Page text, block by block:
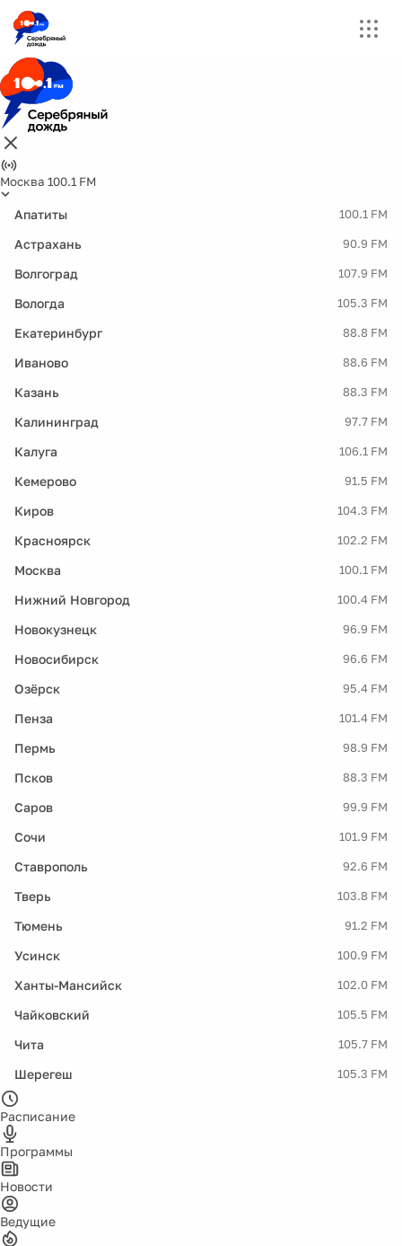
Москва 100.1 FM
Апатиты 100.1 FM
Астрахань 90.9 FM
Волгоград 107.9 FM
Вологда 105.3 FM
Екатеринбург 88.8 FM
Иваново 88.6 FM
Казань 88.3 FM
Калининград 97.7 FM
Калуга 106.1 FM
Кемерово 91.5 FM
Киров 104.3 FM
Красноярск 102.2 FM
Москва 100.1 FM
Нижний Новгород 100.4 FM
Новокузнецк 96.9 FM
Новосибирск 96.6 FM
Озёрск 95.4 FM
Пенза 101.4 FM
Пермь 98.9 FM
Псков 88.3 FM
Саров 99.9 FM
Сочи 101.9 FM
Ставрополь 92.6 FM
Тверь 103.8 FM
Тюмень 91.2 FM
Усинск 100.9 FM
Ханты-Мансийск 102.0 FM
Чайковский 105.5 FM
Чита 105.7 FM
Шерегеш 105.3 FM
Расписание
Программы
Новости
Ведущие